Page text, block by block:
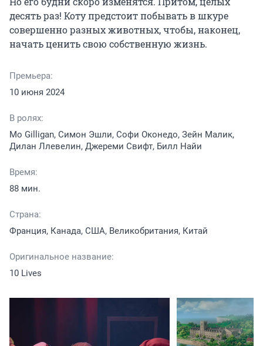
десять раз! Коту предстоит побывать в шкуре
совершенно разных животных, чтобы, наконец,
начать ценить свою собственную жизнь.
Премьера:
10 июня 2024
В ролях:
Mo Gilligan, Симон Эшли, Софи Оконедо, Зейн Малик,
Дилан Ллевелин, Джереми Свифт, Билл Найи
Время:
88 мин.
Страна:
Франция, Канада, США, Великобритания, Китай
Оригинальное название:
10 Lives